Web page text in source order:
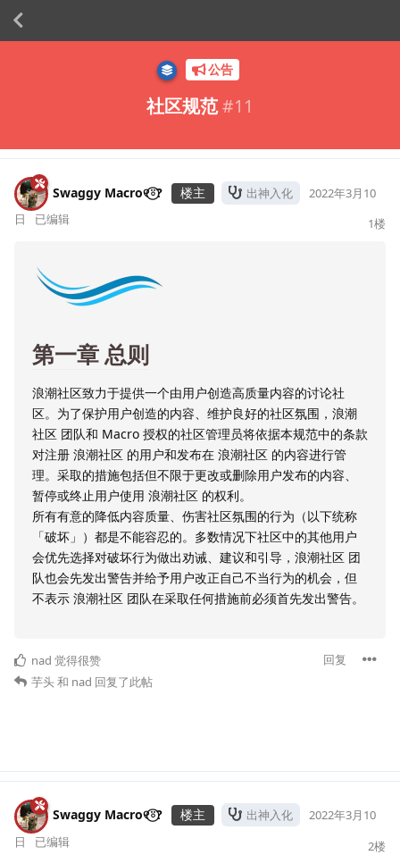
公告
社区规范#11
Swaggy Macro୧⍤⃝? 楼主 出神入化
2022年3月10
日
已编辑 1楼
第一章 总则
浪潮社区致力于提供一个由用户创造高质量内容的讨论社
区。为了保护用户创造的内容、维护良好的社区氛围，浪潮
社区 团队和 Macro 授权的社区管理员将依据本规范中的条款
对注册 浪潮社区 的用户和发布在 浪潮社区 的内容进行管
理。采取的措施包括但不限于更改或删除用户发布的内容、
暂停或终止用户使用 浪潮社区 的权利。
所有有意的降低内容质量、伤害社区氛围的行为（以下统称
「破坏」）都是不能容忍的。多数情况下社区中的其他用户
会优先选择对破坏行为做出劝诫、建议和引导，浪潮社区 团
队也会先发出警告并给予用户改正自己不当行为的机会，但
不表示 浪潮社区 团队在采取任何措施前必须首先发出警告。
回复
nad 觉得很赞
芋头和 nad 回复了此帖
Swaggy Macro୧⍤⃝? 楼主 出神入化
2022年3月10
日
已编辑 2楼